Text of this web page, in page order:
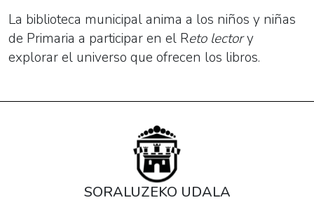
La biblioteca municipal anima a los niños y niñas
de Primaria a participar en el Reto lectory
explorar el universo que ofrecen los libros.
SORALUZEKO UDALA